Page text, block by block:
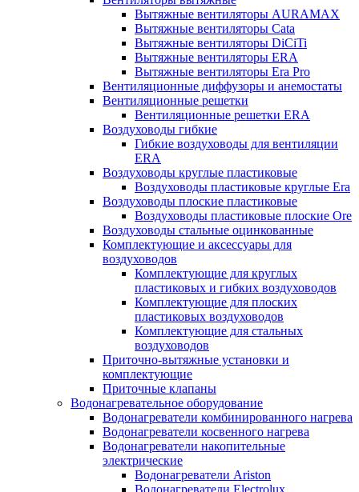
Вытяжные вентиляторы AURAMAX
Вытяжные вентиляторы Cata
Вытяжные вентиляторы DiCiTi
Вытяжные вентиляторы ERA
Вытяжные вентиляторы Era Pro
Вентиляционные диффузоры и анемостаты
Вентиляционные решетки
Вентиляционные решетки ERA
Воздуховоды гибкие
Гибкие воздуховоды для вентиляции
ERA
Воздуховоды круглые пластиковые
Воздуховоды пластиковые круглые Era
Воздуховоды плоские пластиковые
Воздуховоды пластиковые плоские Ore
Воздуховоды стальные оцинкованные
Комплектующие и аксессуары для
воздуховодов
Комплектующие для круглых
пластиковых и гибких воздуховодов
Комплектующие для плоских
пластиковых воздуховодов
Комплектующие для стальных
воздуховодов
Приточно-вытяжные установки и
комплектующие
Приточные клапаны
Водонагревательное оборудование
Водонагреватели комбинированного нагрева
Водонагреватели косвенного нагрева
Водонагреватели накопительные
электрические
Водонагреватели Ariston